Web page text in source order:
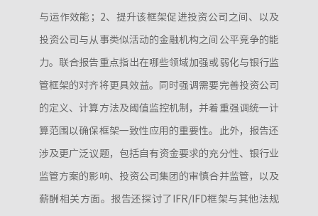
与运作效能；2、提升该框架促进投资公司之间、以及
投资公司与从事类似活动的金融机构之间公平竞争的能
力。联合报告重点指出在哪些领域加强或弱化与银行监
管框架的对齐将更具效益。同时强调需要完善投资公司
的定义、计算方法及阈值监控机制，并着重强调统一计
算范围以确保框架一致性应用的重要性。此外，报告还
涉及更广泛议题，包括自有资金要求的充分性、银行业
监管方案的影响、投资公司集团的审慎合并监管，以及
薪酬相关方面。报告还探讨了IFR/IFD框架与其他法规